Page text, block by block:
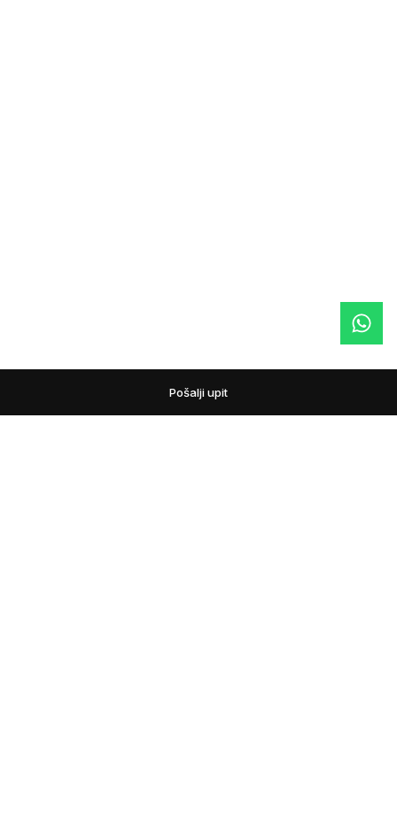
Pošalji upit